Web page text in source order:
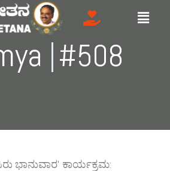
Menu
|#508
ಭಾನುವಾರ’ ಕಾರ್ಯಕ್ರಮ: